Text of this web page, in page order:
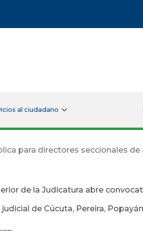
al ciudadano
para directores seccionales
de la Judicatura abre
de Cúcuta, Pereira,